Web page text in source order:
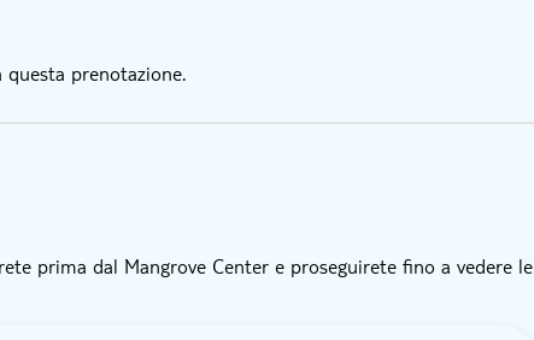
prenotazione.
prima dal Mangrove Center e proseguirete fino a vedere le